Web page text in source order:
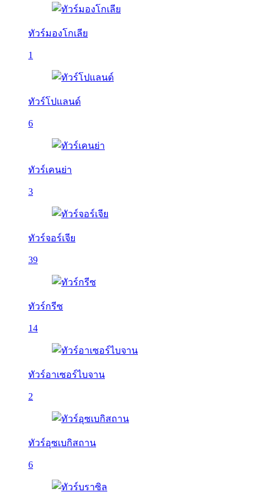
ทัวร์มองโกเลีย
1
ทัวร์โปแลนด์
6
ทัวร์เคนย่า
3
ทัวร์จอร์เจีย
39
ทัวร์กรีซ
14
ทัวร์อาเซอร์ไบจาน
2
ทัวร์อุซเบกิสถาน
6